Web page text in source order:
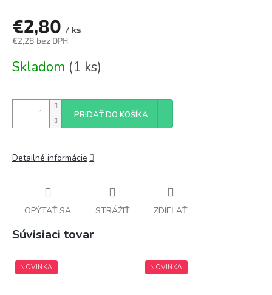
€2,80 / ks
€2,28 bez DPH
cena:
Skladom (1 ks)
PRIDAŤ DO KOŠÍKA
Detailné informácie
OPÝTAŤ SA STRÁŽIŤ ZDIEĽAŤ
Súvisiaci tovar
NOVINKA NOVINKA